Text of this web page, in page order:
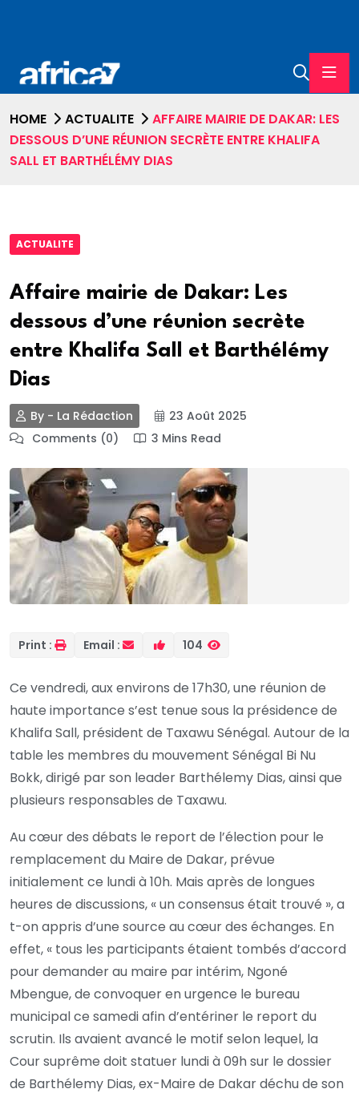
HOME ACTUALITE
AFFAIRE MAIRIE DE DAKAR: LES
DESSOUS D’UNE RÉUNION SECRÈTE ENTRE KHALIFA
SALL ET BARTHÉLÉMY DIAS
ACTUALITE
Affaire mairie de Dakar: Les
dessous d’une réunion secrète
entre Khalifa Sall et Barthélémy
Dias
By - La Rédaction
23 Août 2025
Comments (0)
3 Mins Read
Print : Email : 104
Ce vendredi, aux environs de 17h30, une réunion de
haute importance s’est tenue sous la présidence de
Khalifa Sall, président de Taxawu Sénégal. Autour de la
table les membres du mouvement Sénégal Bi Nu
Bokk, dirigé par son leader Barthélemy Dias, ainsi que
plusieurs responsables de Taxawu.
Au cœur des débats le report de l’élection pour le
remplacement du Maire de Dakar, prévue
initialement ce lundi à 10h. Mais après de longues
heures de discussions, « un consensus était trouvé », a
t-on appris d’une source au cœur des échanges. En
effet, « tous les participants étaient tombés d’accord
pour demander au maire par intérim, Ngoné
Mbengue, de convoquer en urgence le bureau
municipal ce samedi afin d’entériner le report du
scrutin. Ils avaient avancé le motif selon lequel, la
Cour suprême doit statuer lundi à 09h sur le dossier
de Barthélemy Dias, ex-Maire de Dakar déchu de son